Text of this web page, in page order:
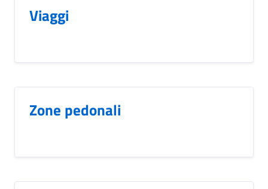
Viaggi
Zone pedonali